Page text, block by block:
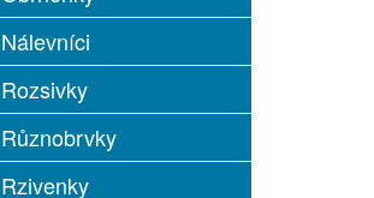
Nálevníci
Rozsivky
Různobrvky
Rzivenky